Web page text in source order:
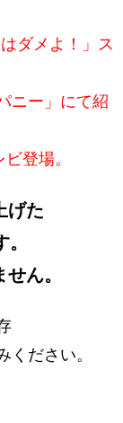
ダメよ！」ス
ニー」にて紹
登場。
げた
ん。
ださい。